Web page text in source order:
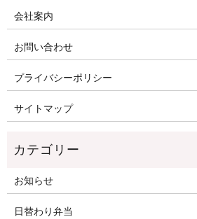
会社案内
お問い合わせ
プライバシーポリシー
サイトマップ
お知らせ
日替わり弁当